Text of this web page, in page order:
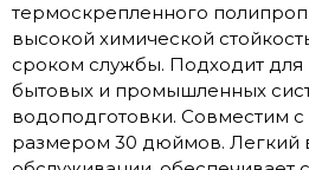
термоскрепленного
высокой химической
сроком службы. Подходит для
бытовых и промышленных
водоподготовки. Совместим с
размером 30 дюймов. Легкий